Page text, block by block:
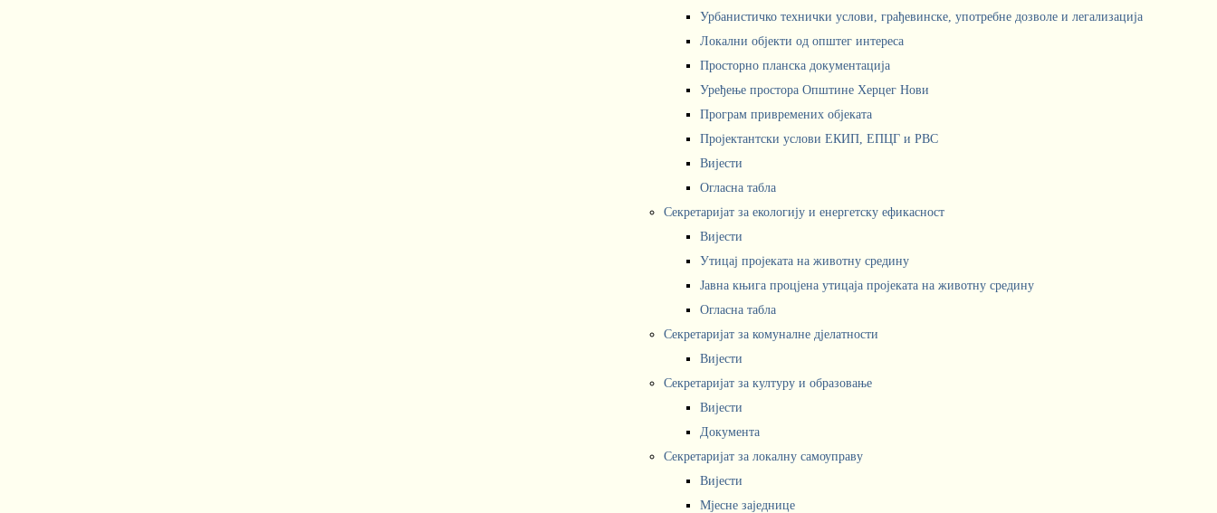
Урбанистичко технички услови, грађевинске, употребне дозволе и легализација
Локални објекти од општег интереса
Просторно планска документација
Уређење простора Општине Херцег Нови
Програм привремених објеката
Пројектантски услови ЕКИП, ЕПЦГ и РВС
Вијести
Огласна табла
Секретаријат за екологију и енергетску ефикасност
Вијести
Утицај пројеката на животну средину
Јавна књига процјена утицаја пројеката на животну средину
Огласна табла
Секретаријат за комуналне дјелатности
Вијести
Секретаријат за културу и образовање
Вијести
Документа
Секретаријат за локалну самоуправу
Вијести
Мјесне заједнице